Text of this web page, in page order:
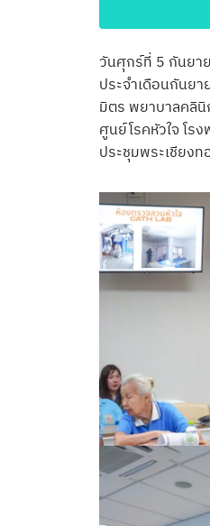
วันศุกร์ที่ 5 กันยา
ประจำเดือนกันย
มิตร พยาบาลคลิ
ศูนย์โรคหัวใจ โร
ประชุมพระเชียง